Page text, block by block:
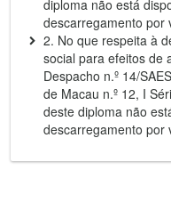
diploma não está
descarregamento por
2. No que respeita à
social para efeitos de
Despacho n.º 14/
de Macau n.º 12, I
deste diploma não
descarregamento por